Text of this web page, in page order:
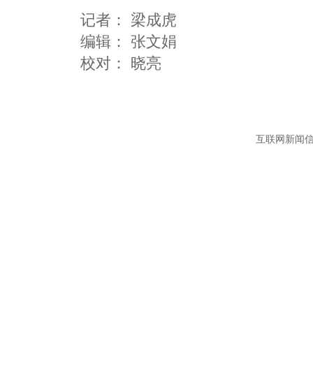
记者： 梁成虎
编辑： 张文娟
互联网新闻